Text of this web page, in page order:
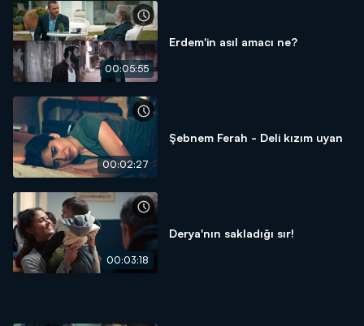
00:05:55
Erdem'in asıl amacı ne?
00:02:27
Şebnem Ferah - Deli kızım uyan
00:03:18
Derya'nın sakladığı sır!